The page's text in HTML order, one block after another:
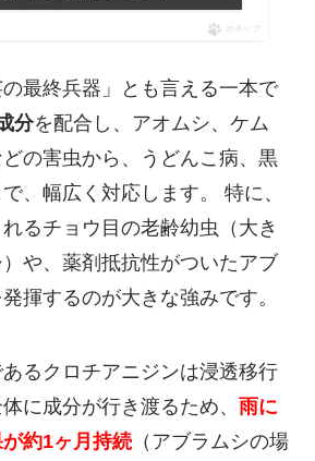
ポチップ
最終兵器」とも言える一本で
分を配合し、アオムシ、ケム
の害虫から、うどんこ病、黒
、幅広く対応します。 特に、
るチョウ目の老齢幼虫（大き
や、薬剤抵抗性がついたアブ
揮するのが大きな強みです。
るクロチアニジンは浸透移行
に成分が行き渡るため、 雨に
約1ヶ月持続（アブラムシの場